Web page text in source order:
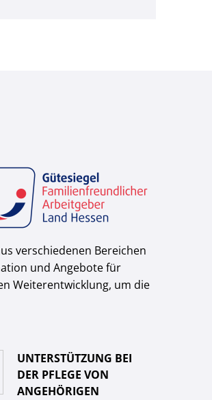
verschiedenen Bereichen
und Angebote für
Weiterentwicklung, um die
UNTERSTÜTZUNG BEI
DER PFLEGE VON
ANGEHÖRIGEN